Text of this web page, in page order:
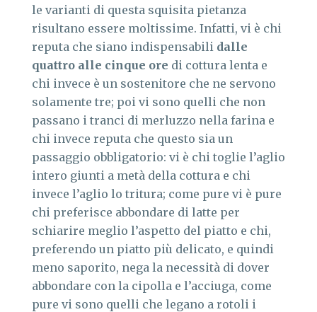
le varianti di questa squisita pietanza
risultano essere moltissime. Infatti, vi è chi
reputa che siano indispensabili dalle
quattro alle cinque ore di cottura lenta e
chi invece è un sostenitore che ne servono
solamente tre; poi vi sono quelli che non
passano i tranci di merluzzo nella farina e
chi invece reputa che questo sia un
passaggio obbligatorio: vi è chi toglie l’aglio
intero giunti a metà della cottura e chi
invece l’aglio lo tritura; come pure vi è pure
chi preferisce abbondare di latte per
schiarire meglio l’aspetto del piatto e chi,
preferendo un piatto più delicato, e quindi
meno saporito, nega la necessità di dover
abbondare con la cipolla e l’acciuga, come
pure vi sono quelli che legano a rotoli i